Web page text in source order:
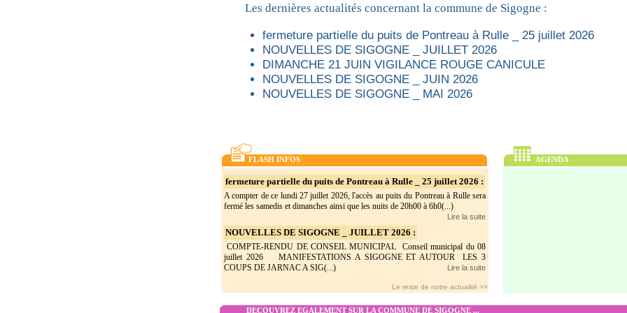
Les dernières actualités concernant la commune de Sigogne :
fermeture partielle du puits de Pontreau à Rulle _ 25 juillet 2026
NOUVELLES DE SIGOGNE _ JUILLET 2026
DIMANCHE 21 JUIN VIGILANCE ROUGE CANICULE
NOUVELLES DE SIGOGNE _ JUIN 2026
NOUVELLES DE SIGOGNE _ MAI 2026
FLASH INFOS AGENDA
fermeture partielle du puits de Pontreau à Rulle _ 25 juillet 2026 :
A compter de ce lundi 27 juillet 2026, l'accès au puits du Pontreau à Rulle sera
fermé les samedis et dimanches ainsi que les nuits de 20h00 à 6h0(...)
Lire la suite
NOUVELLES DE SIGOGNE _ JUILLET 2026 :
COMPTE-RENDU DE CONSEIL MUNICIPAL Conseil municipal du 08
juillet 2026 MANIFESTATIONS A SIGOGNE ET AUTOUR LES 3
COUPS DE JARNAC A SIG(...)
Lire la suite
Le reste de notre actualité >>
DECOUVREZ EGALEMENT SUR LA COMMUNE DE SIGOGNE ...